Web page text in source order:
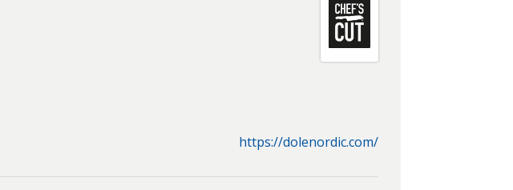
https://dolenordic.com/